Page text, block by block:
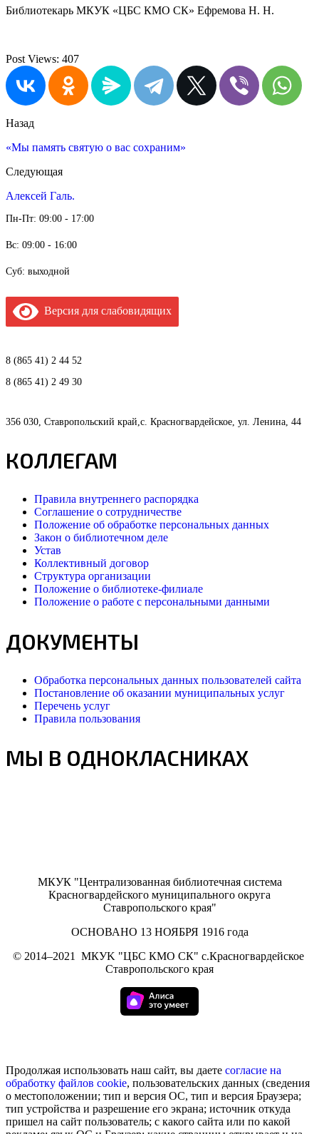
Библиотекарь МКУК «ЦБС КМО СК» Ефремова Н. Н.
Post Views: 407
Назад
«Мы память святую о вас сохраним»
Следующая
Алексей Галь.
Пн-Пт: 09:00 - 17:00
Вс: 09:00 - 16:00
Суб: выходной
Версия для слабовидящих
8 (865 41) 2 44 52
8 (865 41) 2 49 30
356 030, Ставропольский край,с. Красногвардейское, ул. Ленина, 44
КОЛЛЕГАМ
Правила внутреннего распорядка
Соглашение о сотрудничестве
Положение об обработке персональных данных
Закон о библиотечном деле
Устав
Коллективный договор
Структура организации
Положение о библиотеке-филиале
Положение о работе с персональными данными
ДОКУМЕНТЫ
Обработка персональных данных пользователей сайта
Постановление об оказании муниципальных услуг
Перечень услуг
Правила пользования
МЫ В ОДНОКЛАСНИКАХ
МКУК "Централизованная библиотечная система
Красногвардейского муниципального округа
Ставропольского края"
ОСНОВАНО 13 НОЯБРЯ 1916 года
© 2014–2021
МКУK "ЦБС КМО СК" с.Красногвардейское
Ставропольского края
Продолжая использовать наш сайт, вы даете согласие на
обработку файлов cookie, пользовательских данных (сведения
о местоположении; тип и версия ОС, тип и версия Браузера;
тип устройства и разрешение его экрана; источник откуда
пришел на сайт пользователь; с какого сайта или по какой